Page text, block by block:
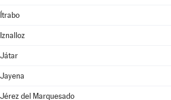
Ítrabo
Iznalloz
Játar
Jayena
Jérez del Marquesado